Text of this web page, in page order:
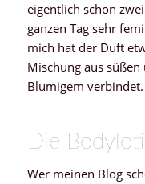
eigentlich schon
ganzen Tag sehr
mich hat der Duft
Mischung aus
Blumigem verbindet.
Die
Wer meinen Blog